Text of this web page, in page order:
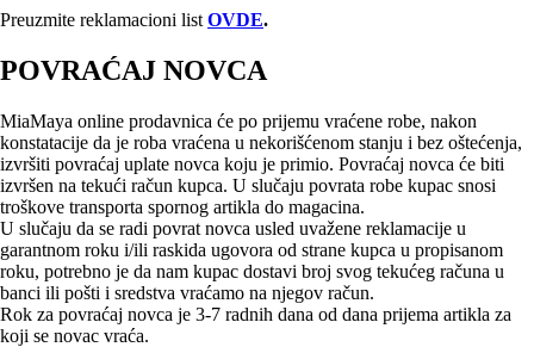
Preuzmite reklamacioni list OVDE.
POVRAĆAJ NOVCA
MiaMaya online prodavnica će po prijemu vraćene robe, nakon
konstatacije da je roba vraćena u nekorišćenom stanju i bez oštećenja,
izvršiti povraćaj uplate novca koju je primio. Povraćaj novca će biti
izvršen na tekući račun kupca. U slučaju povrata robe kupac snosi
troškove transporta spornog artikla do magacina.
U slučaju da se radi povrat novca usled uvažene reklamacije u
garantnom roku i/ili raskida ugovora od strane kupca u propisanom
roku, potrebno je da nam kupac dostavi broj svog tekućeg računa u
banci ili pošti i sredstva vraćamo na njegov račun.
Rok za povraćaj novca je 3-7 radnih dana od dana prijema artikla za
koji se novac vraća.